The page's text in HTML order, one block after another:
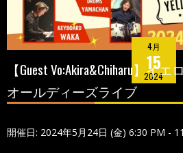
4月
15
2024
【Guest Vo:Akira&Chiharu】イ
オールディーズライブ
開催日: 2024年5月24日 (金) 6:30 PM -